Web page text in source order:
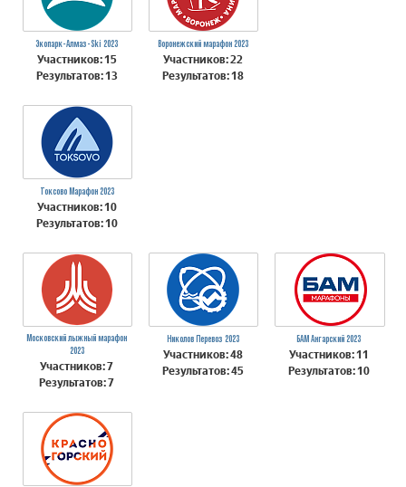
Экопарк-Алмаз-Ski 2023
Участников: 15
Результатов: 13
Воронежский марафон 2023
Участников: 22
Результатов: 18
Токсово Марафон 2023
Участников: 10
Результатов: 10
Московский лыжный марафон
2023
Участников: 7
Результатов: 7
Николов Перевоз 2023
Участников: 48
Результатов: 45
БАМ Ангарский 2023
Участников: 11
Результатов: 10